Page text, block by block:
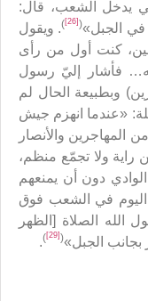
يدخل الشعب، قال:
في الجبل»(
[26]
). ويقول
كنت أول من رأى
فأشار إليّ رسول
وبطبيعة الحال لم
«عندما انهزم جيش
المهاجرين والأنصار
راية ولا تجمّع منظم،
دون أن يمنعهم
في الشعب فوق
الله الصلاة [الظهر
الجبل»(
[29]
)
.